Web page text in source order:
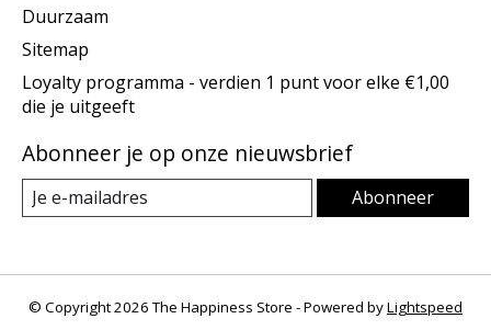
Duurzaam
Sitemap
Loyalty programma - verdien 1 punt voor elke €1,00
die je uitgeeft
Abonneer je op onze nieuwsbrief
Abonneer
© Copyright 2026 The Happiness Store - Powered byLightspeed